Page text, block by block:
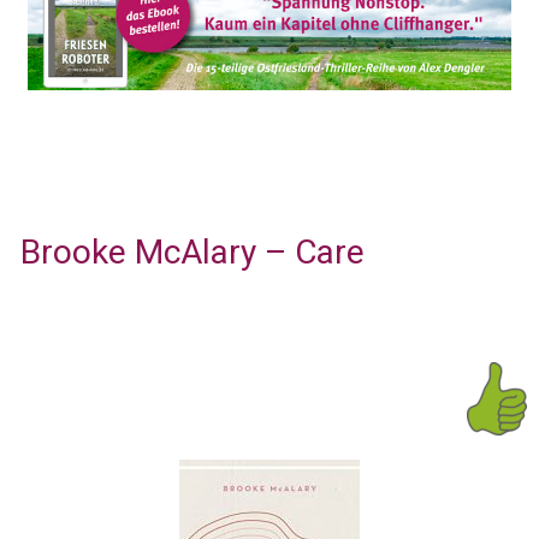
Brooke McAlary – Care